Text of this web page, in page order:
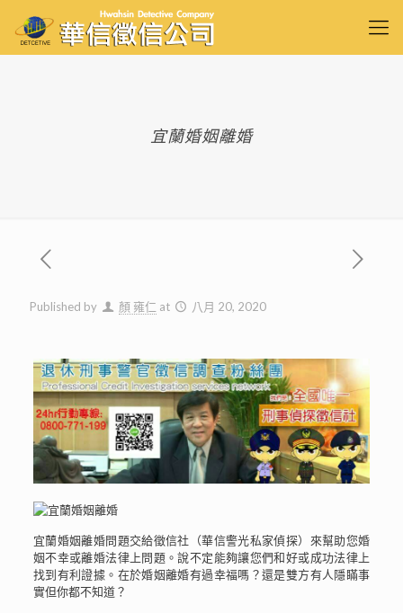
宜蘭婚姻離婚
Published by 顏 雍仁 at 八月 20, 2020
宜蘭婚姻離婚問題交給徵信社（華信警光私家偵探）來幫助您婚
姻不幸或離婚法律上問題。說不定能夠讓您們和好或成功法律上
找到有利證據。在於婚姻離婚有過幸福嗎？還是雙方有人隱瞞事
實但你都不知道？